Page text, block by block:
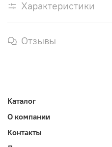
Характеристики
Отзывы
Каталог
О компании
Контакты